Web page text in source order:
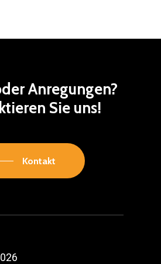
Anregungen?
Sie uns!
Kontakt